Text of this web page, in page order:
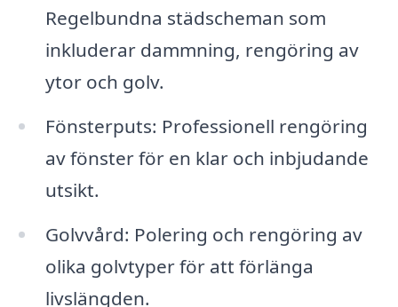
Regelbundna städscheman som
inkluderar dammning, rengöring av
ytor och golv.
Fönsterputs: Professionell rengöring
av fönster för en klar och inbjudande
utsikt.
Golvvård: Polering och rengöring av
olika golvtyper för att förlänga
livslängden.